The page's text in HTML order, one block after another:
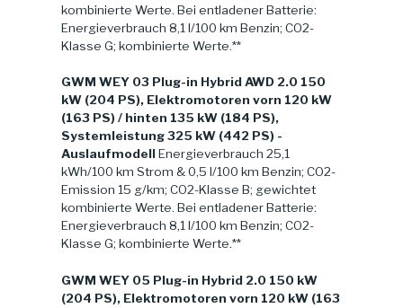
kombinierte Werte. Bei entladener Batterie:
Energieverbrauch 8,1 l/100 km Benzin; CO2-
Klasse G; kombinierte Werte.**
GWM WEY 03 Plug-in Hybrid AWD 2.0 150
kW (204 PS), Elektromotoren vorn 120 kW
(163 PS) / hinten 135 kW (184 PS),
Systemleistung 325 kW (442 PS) -
AuslaufmodellEnergieverbrauch 25,1
kWh/100 km Strom & 0,5 l/100 km Benzin; CO2-
Emission 15 g/km; CO2-Klasse B; gewichtet
kombinierte Werte. Bei entladener Batterie:
Energieverbrauch 8,1 l/100 km Benzin; CO2-
Klasse G; kombinierte Werte.**
GWM WEY 05 Plug-in Hybrid 2.0 150 kW
(204 PS), Elektromotoren vorn 120 kW (163